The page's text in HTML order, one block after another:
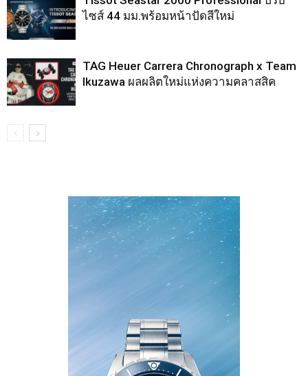
ไซส์ 44 มม.พร้อมหน้าปัดสีใหม่
TAG Heuer Carrera Chronograph x Team
Ikuzawa ผลผลิตใหม่แห่งความคลาสสิค